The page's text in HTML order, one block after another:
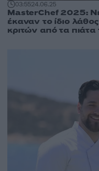
03:5524.06.25
MasterChef 2025:
έκαναν το ίδιο
κριτών από τα